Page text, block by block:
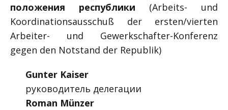
положения республики (Arbeits- und
Koordinationsausschuß der ersten/vierten
Arbeiter- und Gewerkschafter-Konferenz
gegen den Notstand der Republik)
Gunter Kaiser
руководитель делегации
Roman Münzer